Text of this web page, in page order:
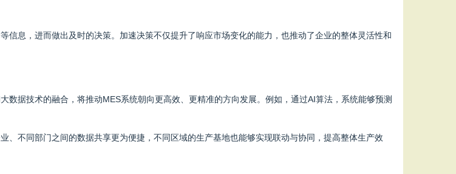
信息，进而做出及时的决策。加速决策不仅提升了响应市场变化的能力，也推动了企业的整体灵活性和
据技术的融合，将推动MES系统朝向更高效、更精准的方向发展。例如，通过AI算法，系统能够预测
、不同部门之间的数据共享更为便捷，不同区域的生产基地也能够实现联动与协同，提高整体生产效